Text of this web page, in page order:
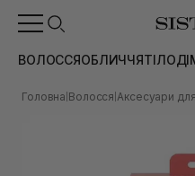
ВОЛОССЯОБЛИЧЧЯТІЛО
Головна Волосся Аксесуари